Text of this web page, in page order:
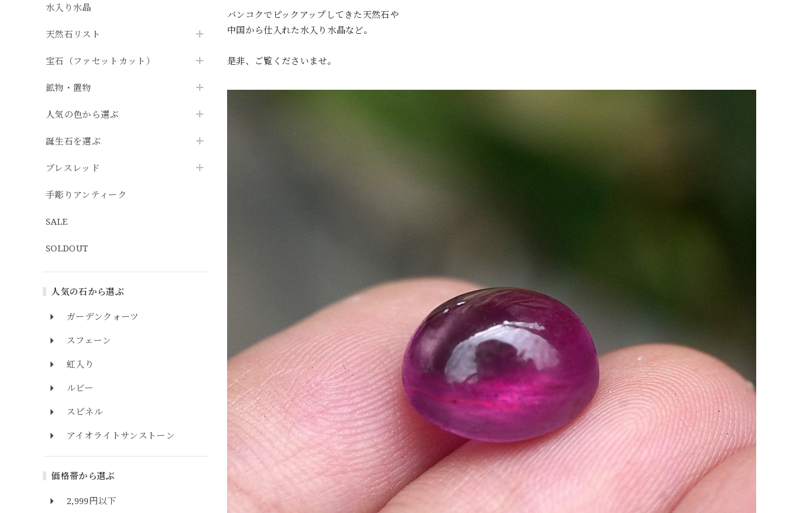
水入り水晶
天然石リスト
宝石（ファセットカット）
鉱物・置物
人気の色から選ぶ
誕生石を選ぶ
ブレスレッド
手彫りアンティーク
SALE
SOLDOUT
人気の石から選ぶ
ガーデンクォーツ
スフェーン
虹入り
ルビー
スピネル
アイオライトサンストーン
価格帯から選ぶ
2,999円以下
バンコクでピックアップしてきた天然石や
中国から仕入れた水入り水晶など。
是非、ご覧くださいませ。